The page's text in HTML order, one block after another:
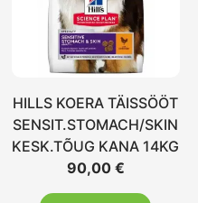
HILLS KOERA TÄISSÖÖT
SENSIT.STOMACH/SKIN
KESK.TÕUG KANA 14KG
90,00 €